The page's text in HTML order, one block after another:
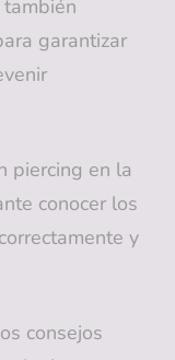
garantizar
piercing en la
conocer los
y
consejos